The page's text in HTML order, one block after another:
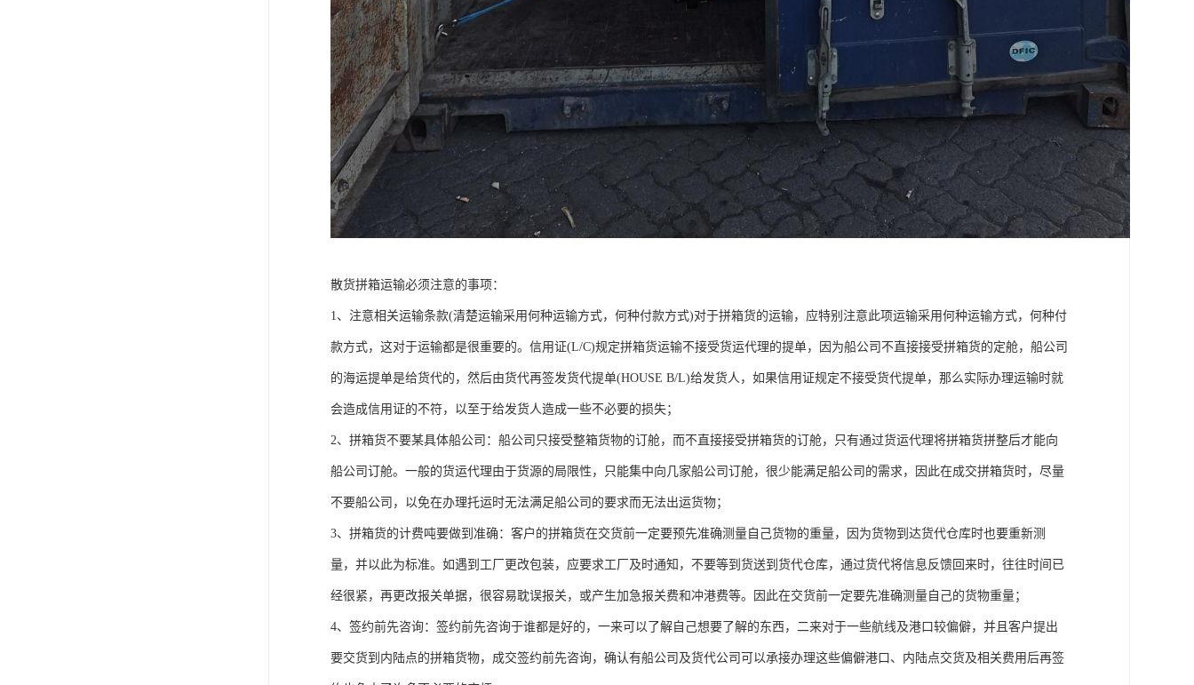
散货拼箱运输必须注意的事项：
1、注意相关运输条款(清楚运输采用何种运输方式，何种付款方式)对于拼箱货的运输，应特别注意此项运输采用何种运输方式，何种付
款方式，这对于运输都是很重要的。信用证(L/C)规定拼箱货运输不接受货运代理的提单，因为船公司不直接接受拼箱货的定舱，船公司
的海运提单是给货代的，然后由货代再签发货代提单(HOUSE B/L)给发货人，如果信用证规定不接受货代提单，那么实际办理运输时就
会造成信用证的不符，以至于给发货人造成一些不必要的损失；
2、拼箱货不要某具体船公司：船公司只接受整箱货物的订舱，而不直接接受拼箱货的订舱，只有通过货运代理将拼箱货拼整后才能向
船公司订舱。一般的货运代理由于货源的局限性，只能集中向几家船公司订舱，很少能满足船公司的需求，因此在成交拼箱货时，尽量
不要船公司，以免在办理托运时无法满足船公司的要求而无法出运货物；
3、拼箱货的计费吨要做到准确：客户的拼箱货在交货前一定要预先准确测量自己货物的重量，因为货物到达货代仓库时也要重新测
量，并以此为标准。如遇到工厂更改包装，应要求工厂及时通知，不要等到货送到货代仓库，通过货代将信息反馈回来时，往往时间已
经很紧，再更改报关单据，很容易耽误报关，或产生加急报关费和冲港费等。因此在交货前一定要先准确测量自己的货物重量；
4、签约前先咨询：签约前先咨询于谁都是好的，一来可以了解自己想要了解的东西，二来对于一些航线及港口较偏僻，并且客户提出
要交货到内陆点的拼箱货物，成交签约前先咨询，确认有船公司及货代公司可以承接办理这些偏僻港口、内陆点交货及相关费用后再签